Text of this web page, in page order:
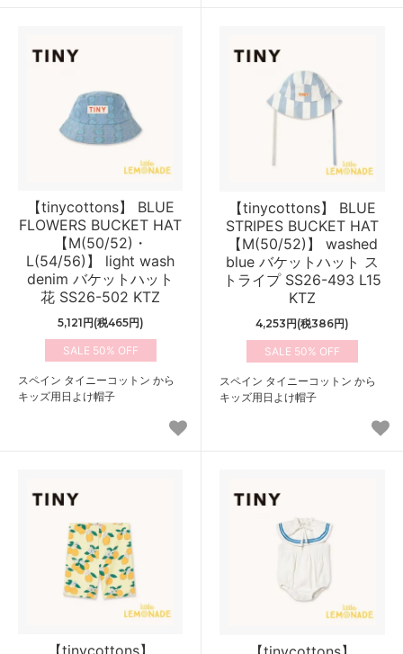
【tinycottons】 BLUE
FLOWERS BUCKET HAT
【M(50/52)・
L(54/56)】 light wash
denim バケットハット
花 SS26-502 KTZ
5,121円(税465円)
50%
スペイン タイニーコットン から
キッズ用日よけ帽子
【tinycottons】 BLUE
STRIPES BUCKET HAT
【M(50/52)】 washed
blue バケットハット ス
トライプ SS26-493 L15
KTZ
4,253円(税386円)
50%
スペイン タイニーコットン から
キッズ用日よけ帽子